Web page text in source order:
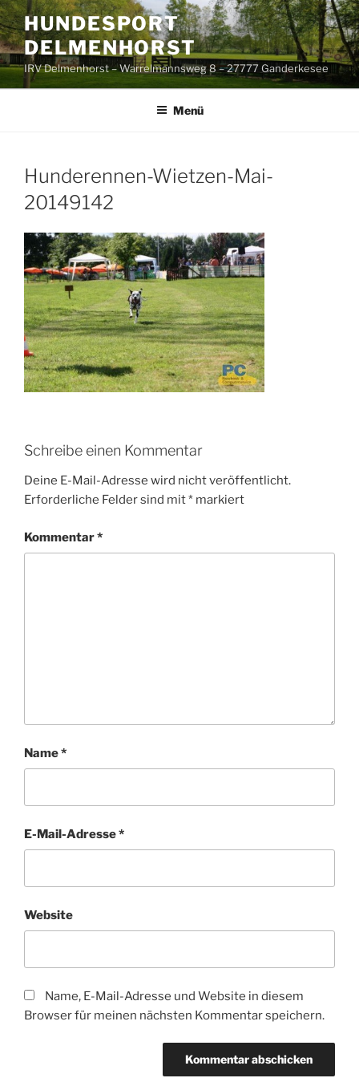
Zum
Inhalt
springen
HUNDESPORT
DELMENHORST
IRV Delmenhorst – Warrelmannsweg 8 – 27777 Ganderkesee
Menü
Hunderennen-Wietzen-Mai-
20149142
Schreibe einen Kommentar
Deine E-Mail-Adresse wird nicht veröffentlicht.
Erforderliche Felder sind mit* markiert
Kommentar*
Name*
E-Mail-Adresse*
Website
Name, E-Mail-Adresse und Website in diesem
Browser für meinen nächsten Kommentar speichern.